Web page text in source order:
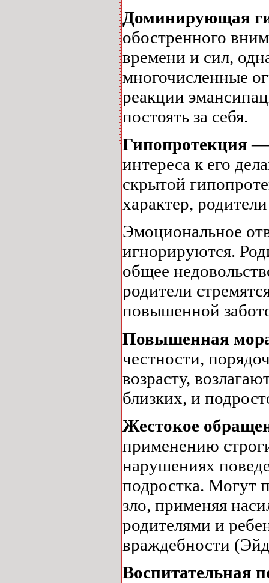
Доминирующая
обостренного
времени и сил,
многочисленные
реакции
постоять за себя.
Гипопротекция —
интереса к его
скрытой
характер,
Эмоциональное
игнорируются.
общее
родители
повышенной
Повышенная
честности,
возрасту,
близких, и
Жестокое
применению
нарушениях
подростка. Могут
зло, применяя
родителями и
враждебности
Воспитательная